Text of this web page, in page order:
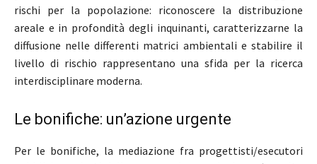
rischi per la popolazione: riconoscere la distribuzione
areale e in profondità degli inquinanti, caratterizzarne la
diffusione nelle differenti matrici ambientali e stabilire il
livello di rischio rappresentano una sfida per la ricerca
interdisciplinare moderna.
Le bonifiche: un’azione urgente
Per le bonifiche, la mediazione fra progettisti/esecutori